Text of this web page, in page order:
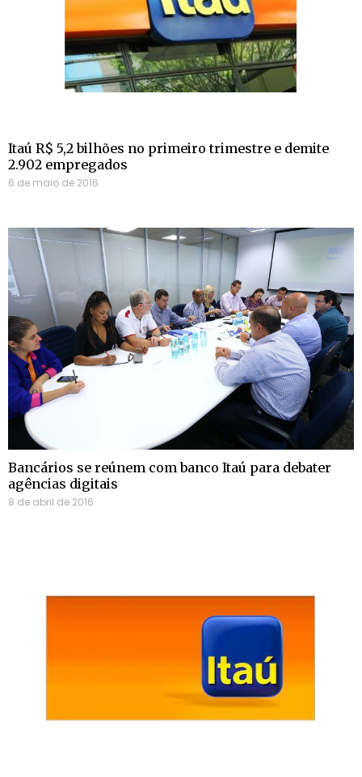
Itaú R$ 5,2 bilhões no primeiro trimestre e demite
2.902 empregados
6 de maio de 2016
Bancários se reúnem com banco Itaú para debater
agências digitais
8 de abril de 2016